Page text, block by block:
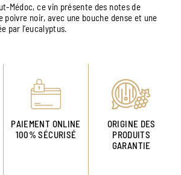
Médoc, ce vin présente des notes de
poivre noir, avec une bouche dense et une
par l’eucalyptus.
PAIEMENT ONLINE
100% SÉCURISÉ
ORIGINE DES
PRODUITS
GARANTIE